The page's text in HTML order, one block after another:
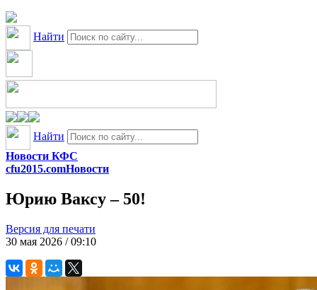
Найти
Найти
Новости КФС
cfu2015.comНовости
Юрию Ваксу – 50!
Версия для печати
30 мая 2026 / 09:10